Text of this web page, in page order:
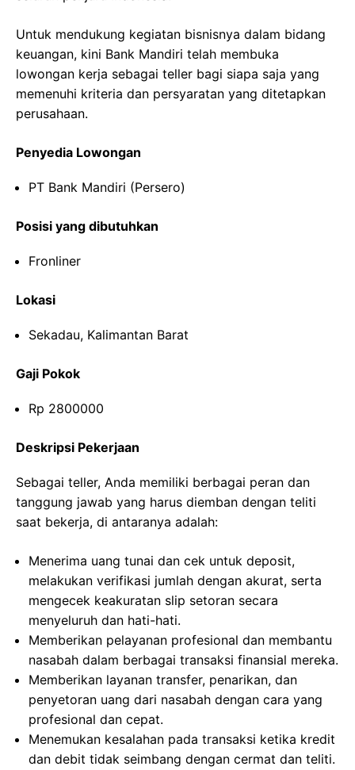
Untuk mendukung kegiatan bisnisnya dalam bidang
keuangan, kini Bank Mandiri telah membuka
lowongan kerja sebagai teller bagi siapa saja yang
memenuhi kriteria dan persyaratan yang ditetapkan
perusahaan.
Penyedia Lowongan
PT Bank Mandiri (Persero)
Posisi yang dibutuhkan
Fronliner
Lokasi
Sekadau, Kalimantan Barat
Gaji Pokok
Rp 2800000
Deskripsi Pekerjaan
Sebagai teller, Anda memiliki berbagai peran dan
tanggung jawab yang harus diemban dengan teliti
saat bekerja, di antaranya adalah:
Menerima uang tunai dan cek untuk deposit,
melakukan verifikasi jumlah dengan akurat, serta
mengecek keakuratan slip setoran secara
menyeluruh dan hati-hati.
Memberikan pelayanan profesional dan membantu
nasabah dalam berbagai transaksi finansial mereka.
Memberikan layanan transfer, penarikan, dan
penyetoran uang dari nasabah dengan cara yang
profesional dan cepat.
Menemukan kesalahan pada transaksi ketika kredit
dan debit tidak seimbang dengan cermat dan teliti.